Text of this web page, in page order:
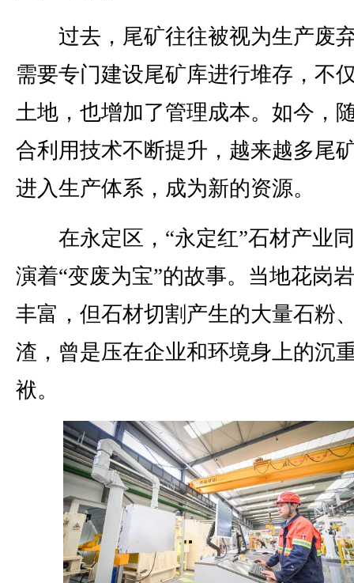
过去，尾矿往往被视为生产废
需要专门建设尾矿库进行堆存，不
土地，也增加了管理成本。如今，
合利用技术不断提升，越来越多尾
进入生产体系，成为新的资源。
在永定区，“永定红”石材产业
演着“变废为宝”的故事。当地花岗
丰富，但石材切割产生的大量石粉
渣，曾是压在企业和环境身上的沉
袱。